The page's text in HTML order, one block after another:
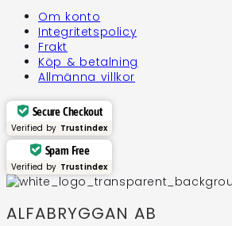
Om konto
Integritetspolicy
Frakt
Köp & betalning
Allmänna villkor
Secure Checkout
Verified by Trustindex
Spam Free
Verified by Trustindex
ALFABRYGGAN AB